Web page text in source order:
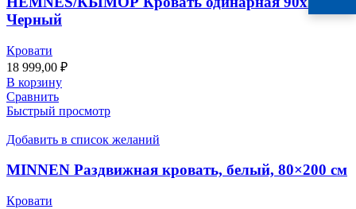
Черный
Кровати
18 999,00 ₽
В корзину
Сравнить
Быстрый просмотр
Добавить в список желаний
MINNEN Раздвижная кровать, белый, 80×200 см
Кровати